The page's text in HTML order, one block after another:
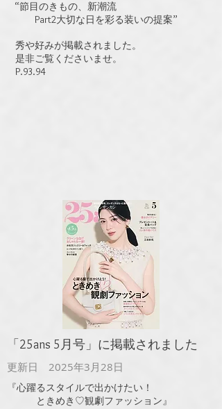
“節目のきもの、新潮流
Part2大切な日を彩る装いの提案”
​秀や好みが掲載されました。
是非ご覧くださいませ。​
​P.93.94
​「25ans 5月号」に掲載されました
更新日 2025年3月28日
『心躍るスタイルで出かけたい！
ときめき♡観劇ファッション』